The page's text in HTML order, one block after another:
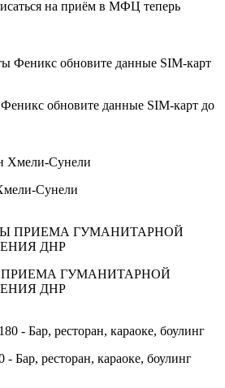
на приём в МФЦ теперь
обновите данные SIM-карт до
Сунели
ПРИЕМА ГУМАНИТАРНОЙ
ДНР
Бар, ресторан, караоке, боулинг